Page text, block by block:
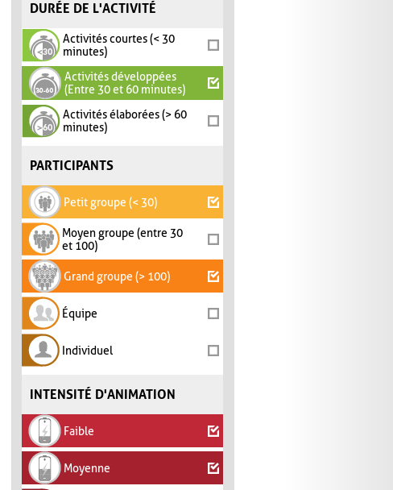
DURÉE DE L'ACTIVITÉ
Activités courtes (< 30
minutes)
Activités développées
(Entre 30 et 60 minutes)
Activités élaborées (> 60
minutes)
PARTICIPANTS
Petit groupe (< 30)
Moyen groupe (entre 30
et 100)
Grand groupe (> 100)
Équipe
Individuel
INTENSITÉ D'ANIMATION
Faible
Moyenne